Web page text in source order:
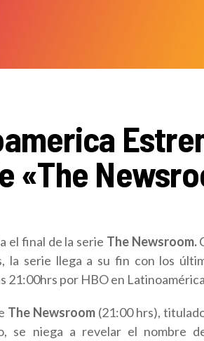
«The
el final de la serie The Newsroom.
, la serie llega a su fin con los
21:00hrs por HBO en
The Newsroom (21:00 hrs),
se niega a revelar el nombre